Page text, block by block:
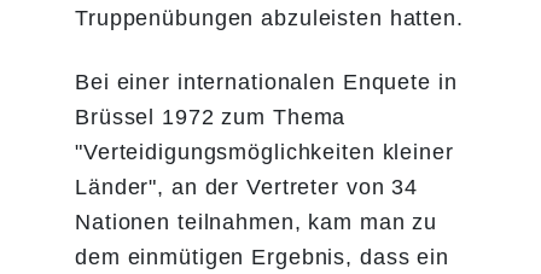
Truppenübungen abzuleisten hatten.
Bei einer internationalen Enquete in
Brüssel 1972 zum Thema
"Verteidigungsmöglichkeiten kleiner
Länder", an der Vertreter von 34
Nationen teilnahmen, kam man zu
dem einmütigen Ergebnis, dass ein